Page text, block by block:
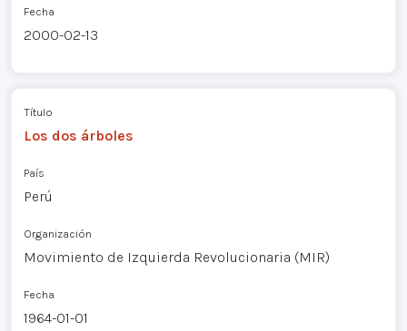
Fecha
2000-02-13
Título
Los dos árboles
País
Perú
Organización
Movimiento de Izquierda Revolucionaria (MIR)
Fecha
1964-01-01